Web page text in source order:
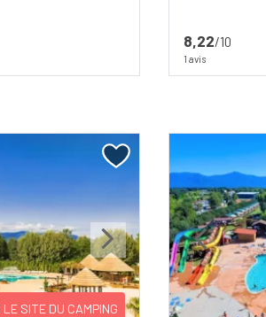
8,22/10
1 avis
Next
LE SITE DU CAMPING
Previous